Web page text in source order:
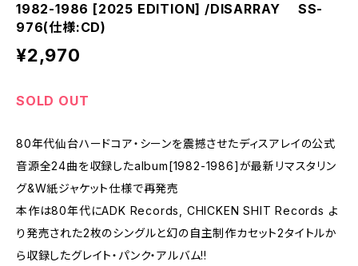
1982-1986 [2025 EDITION] /DISARRAY SS-
976(仕様:CD)
¥2,970
SOLD OUT
80年代仙台ハードコア・シーンを震撼させたディスアレイの公式
音源全24曲を収録したalbum[1982-1986]が最新リマスタリン
グ&W紙ジャケット仕様で再発売
本作は80年代にADK Records, CHICKEN SHIT Records よ
り発売された2枚のシングルと幻の自主制作カセット2タイトルか
ら収録したグレイト・パンク・アルバム!!